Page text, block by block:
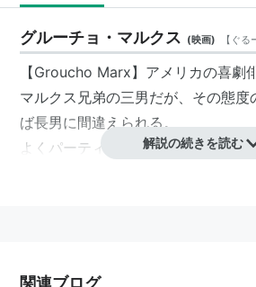
グルーチョ・マルクス (映画) 【 ぐる
【Groucho Marx】アメリカの喜劇
マルクス兄弟の三男だが、その態度
ば長男に間違えられる。
よくパーティー用品として売られて
解説の続きを読む
関連ブログ